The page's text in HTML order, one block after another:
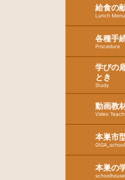
給食の
Lunch Menu
各種手
Procedure
学びの
とき
Study
動画教
Video
本巣市
GIGA_school
本巣の
schoolhouse